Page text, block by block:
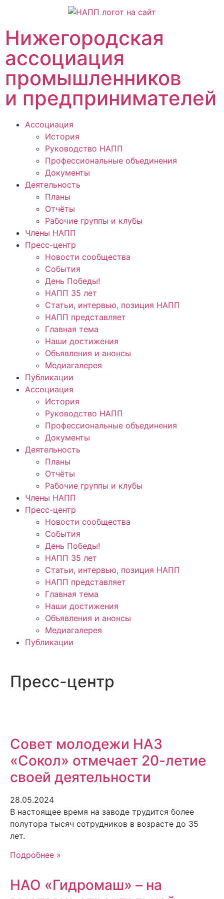
Нижегородская
ассоциация
промышленников
и предпринимателей
Ассоциация
История
Руководство НАПП
Профессиональные объединения
Документы
Деятельность
Планы
Отчёты
Рабочие группы и клубы
Члены НАПП
Пресс-центр
Новости сообщества
События
День Победы!
НАПП 35 лет
Статьи, интервью, позиция НАПП
НАПП представляет
Главная тема
Наши достижения
Объявления и анонсы
Медиагалерея
Публикации
Ассоциация
История
Руководство НАПП
Профессиональные объединения
Документы
Деятельность
Планы
Отчёты
Рабочие группы и клубы
Члены НАПП
Пресс-центр
Новости сообщества
События
День Победы!
НАПП 35 лет
Статьи, интервью, позиция НАПП
НАПП представляет
Главная тема
Наши достижения
Объявления и анонсы
Медиагалерея
Публикации
Пресс-центр
Совет молодежи НАЗ
«Сокол» отмечает 20-летие
своей деятельности
28.05.2024
В настоящее время на заводе трудится более
полутора тысяч сотрудников в возрасте до 35
лет.
Подробнее »
НАО «Гидромаш» – на